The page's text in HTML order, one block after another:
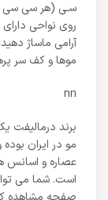
روی نواحی
موها و کف سر
nn
برند درمالیفت
عصاره و اسانس
است. شما می